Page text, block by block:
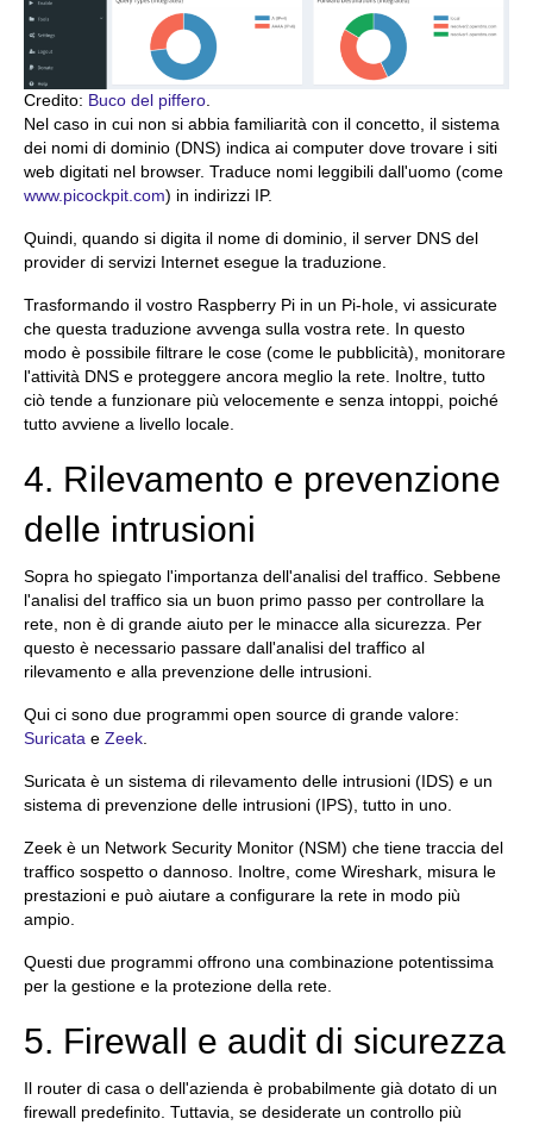
Credito: Buco del piffero.
Nel caso in cui non si abbia familiarità con il concetto, il sistema
dei nomi di dominio (DNS) indica ai computer dove trovare i siti
web digitati nel browser. Traduce nomi leggibili dall'uomo (come
www.picockpit.com) in indirizzi IP.
Quindi, quando si digita il nome di dominio, il server DNS del
provider di servizi Internet esegue la traduzione.
Trasformando il vostro Raspberry Pi in un Pi-hole, vi assicurate
che questa traduzione avvenga sulla vostra rete. In questo
modo è possibile filtrare le cose (come le pubblicità), monitorare
l'attività DNS e proteggere ancora meglio la rete. Inoltre, tutto
ciò tende a funzionare più velocemente e senza intoppi, poiché
tutto avviene a livello locale.
4. Rilevamento e prevenzione
delle intrusioni
Sopra ho spiegato l'importanza dell'analisi del traffico. Sebbene
l'analisi del traffico sia un buon primo passo per controllare la
rete, non è di grande aiuto per le minacce alla sicurezza. Per
questo è necessario passare dall'analisi del traffico al
rilevamento e alla prevenzione delle intrusioni.
Qui ci sono due programmi open source di grande valore:
Suricata e Zeek.
Suricata è un sistema di rilevamento delle intrusioni (IDS) e un
sistema di prevenzione delle intrusioni (IPS), tutto in uno.
Zeek è un Network Security Monitor (NSM) che tiene traccia del
traffico sospetto o dannoso. Inoltre, come Wireshark, misura le
prestazioni e può aiutare a configurare la rete in modo più
ampio.
Questi due programmi offrono una combinazione potentissima
per la gestione e la protezione della rete.
5. Firewall e audit di sicurezza
Il router di casa o dell'azienda è probabilmente già dotato di un
firewall predefinito. Tuttavia, se desiderate un controllo più